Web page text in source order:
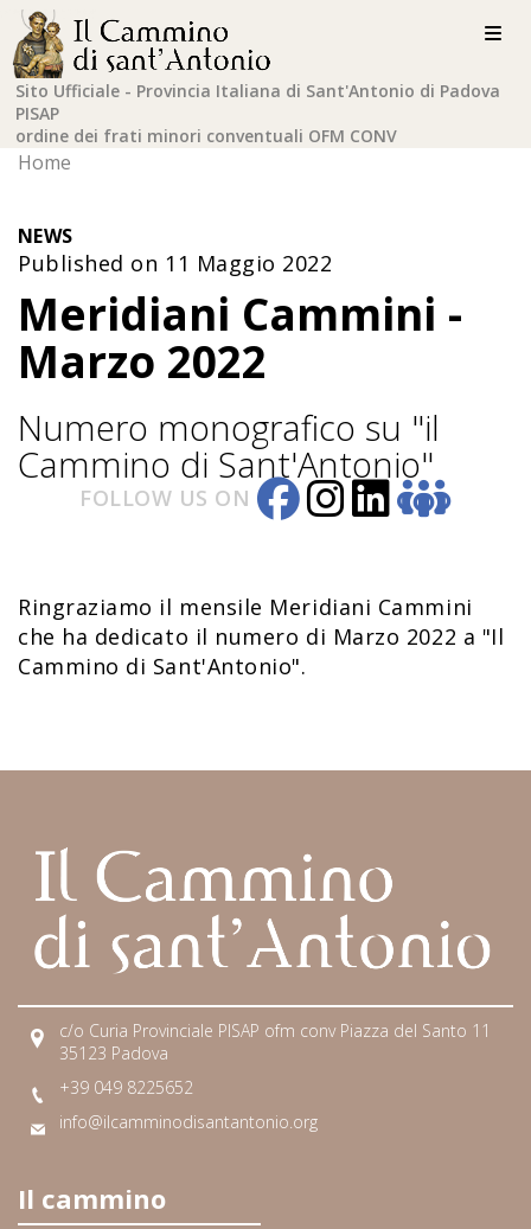
Sito Ufficiale - Provincia Italiana di Sant'Antonio di Padova
PISAP
ordine dei frati minori conventuali OFM CONV
Home
NEWS
Published on 11 Maggio 2022
Meridiani Cammini -
Marzo 2022
Numero monografico su "il
Cammino di Sant'Antonio"
FOLLOW US ON
Ringraziamo il mensile Meridiani Cammini
che ha dedicato il numero di Marzo 2022 a "Il
Cammino di Sant'Antonio".
c/o Curia Provinciale PISAP ofm conv Piazza del Santo 11
35123 Padova
+39 049 8225652
info@ilcamminodisantantonio.org
Il cammino